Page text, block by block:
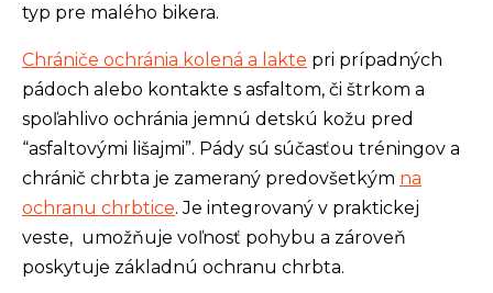
typ pre malého bikera.
Chrániče ochránia kolená a lakte pri prípadných
pádoch alebo kontakte s asfaltom, či štrkom a
spoľahlivo ochránia jemnú detskú kožu pred
“asfaltovými lišajmi”. Pády sú súčasťou tréningov a
chránič chrbta je zameraný predovšetkým na
ochranu chrbtice. Je integrovaný v praktickej
veste, umožňuje voľnosť pohybu a zároveň
poskytuje základnú ochranu chrbta.